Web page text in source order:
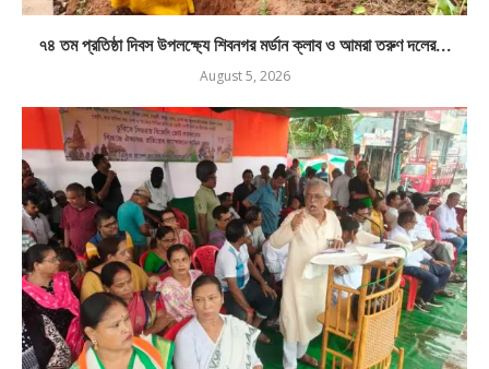
৭৪ তম প্রতিষ্ঠা দিবস উপলক্ষ্যে শিবনগর মর্ডান ক্লাব ও আমরা তরুণ দলের...
August 5, 2026